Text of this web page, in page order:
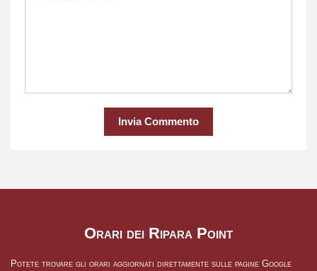
Invia Commento
Orari dei Ripara Point
Potete trovare gli orari aggiornati direttamente sulle pagine Google